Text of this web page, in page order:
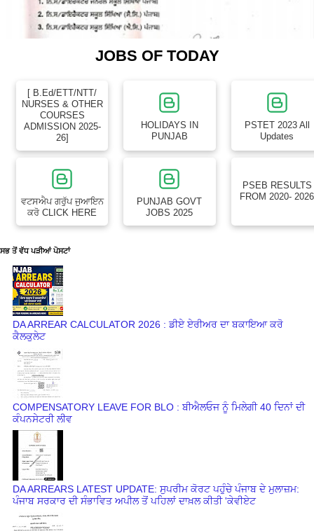
JOBS OF TODAY
[ B.Ed/ETT/NTT/
NURSES & OTHER
COURSES
ADMISSION 2025-
26]
HOLIDAYS IN
PUNJAB
PSTET 2023 All
Updates
ਵਟਸਐਪ ਗਰੁੱਪ ਜੁਆਇਨ
ਕਰੋ CLICK HERE
PUNJAB GOVT
JOBS 2025
PSEB RESULTS
FROM 2020- 2026
ਸਭ ਤੋਂ ਵੱਧ ਪੜੀਆਂ ਪੋਸਟਾਂ
DA ARREAR CALCULATOR 2026 : ਡੀਏ ਏਰੀਅਰ ਦਾ ਬਕਾਇਆ ਕਰੋ
ਕੈਲਕੁਲੇਟ
COMPENSATORY LEAVE FOR BLO : ਬੀਐਲਓਜ ਨੂੰ ਮਿਲੇਗੀ 40 ਦਿਨਾਂ ਦੀ
ਕੰਪਨਸੇਟਰੀ ਲੀਵ
DA ARREARS LATEST UPDATE: ਸੁਪਰੀਮ ਕੋਰਟ ਪਹੁੰਚੇ ਪੰਜਾਬ ਦੇ ਮੁਲਾਜ਼ਮ:
ਪੰਜਾਬ ਸਰਕਾਰ ਦੀ ਸੰਭਾਵਿਤ ਅਪੀਲ ਤੋਂ ਪਹਿਲਾਂ ਦਾਖ਼ਲ ਕੀਤੀ 'ਕੇਵੀਏਟ